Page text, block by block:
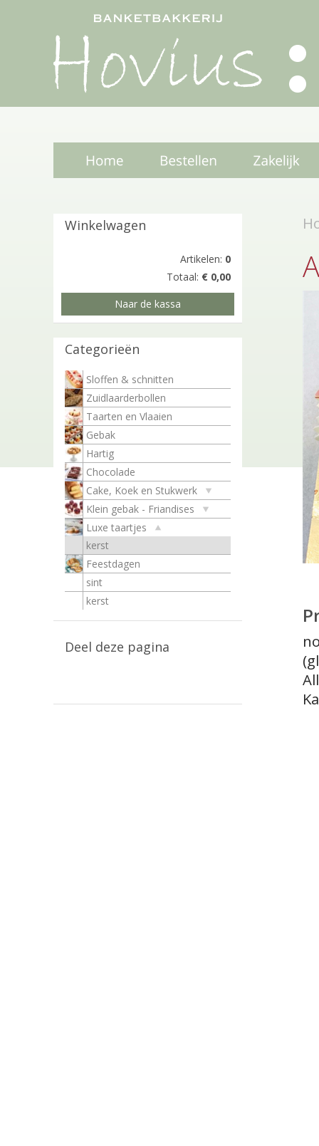
Winkelwagen
Artikelen: 0
Totaal: € 0,00
Naar de kassa
Categorieën
Sloffen & schnitten
Zuidlaarderbollen
Taarten en Vlaaien
Gebak
Hartig
Chocolade
Cake, Koek en Stukwerk
Klein gebak - Friandises
Luxe taartjes
kerst
Feestdagen
sint
kerst
Deel deze pagina